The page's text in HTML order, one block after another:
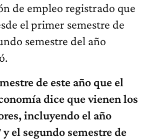
de empleo registrado que
el primer semestre de
semestre del año
de este año que el
dice que vienen los
incluyendo el año
el segundo semestre de